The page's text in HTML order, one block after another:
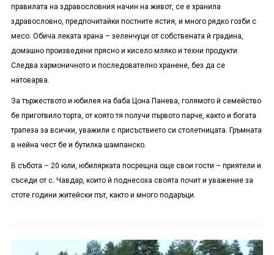
правилата на здравословния начин на живот, се е хранила
здравословно, предпочитайки постните ястия, и много рядко гозби с
месо. Обича леката храна – зеленчуци от собствената й градина,
домашно произведени прясно и кисело мляко и техни продукти.
Следва хармоничното и последователно хранене, без да се
натоварва.
За тържеството и юбилея на баба Цона Панева, голямото й семейство
бе приготвило торта, от която тя получи първото парче, както и богата
трапеза за всички, уважили с присъствието си столетницата. Гръмната
в нейна чест бе и бутилка шампанско.
В събота – 20 юли, юбилярката посрещна още свои гости – приятели и
съседи от с. Чавдар, които й поднесоха своята почит и уважение за
стоте години житейски път, както и много подаръци.